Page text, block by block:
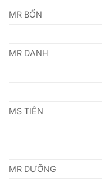
MR BỐN
MR DANH
MS TIÊN
MR DƯỠNG